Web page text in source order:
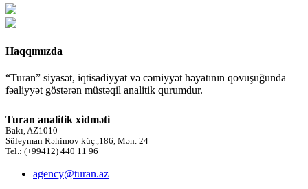
Haqqımızda
“Turan” siyasət, iqtisadiyyat və cəmiyyət həyatının qovuşuğunda
fəaliyyət göstərən müstəqil analitik qurumdur.
Turan analitik xidməti
Bakı, AZ1010
Süleyman Rəhimov küç.,186, Mən. 24
Tel.: (+99412) 440 11 96
agency@turan.az